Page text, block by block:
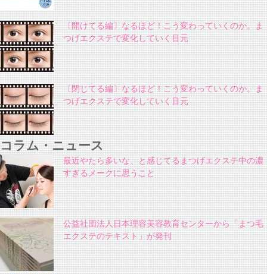
〔開けてる編〕なるほど！こう変わっていくのか。ま
つげエクステで変化していく目元
〔閉じてる編〕なるほど！こう変わっていくのか。ま
つげエクステで変化していく目元
コラム・ニュース
最近やたら多いな、と感じてるまつげエクステ中の濃
すぎるメークに思うこと
公益社団法人日本理容美容教育センターから「まつ毛
エクステのテキスト」が発刊